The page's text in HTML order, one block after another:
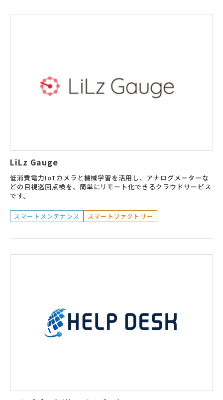
LiLz Gauge
低消費電力IoTカメラと機械学習を活用し、アナログメーターな
どの目視巡回点検を、簡単にリモート化できるクラウドサービス
です。
スマートメンテナンス スマートファクトリー